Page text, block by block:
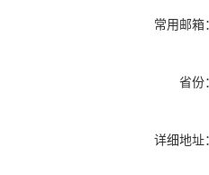
常用邮箱：
省份：
详细地址：